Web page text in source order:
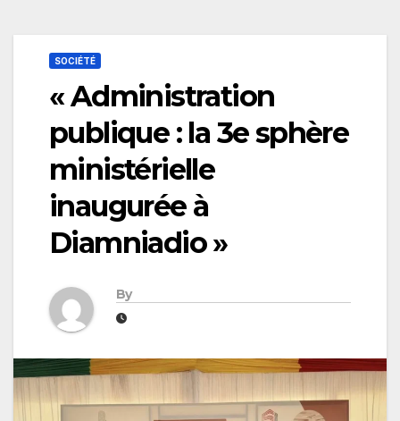
SOCIÉTÉ
« Administration
publique : la 3e sphère
ministérielle
inaugurée à
Diamniadio »
By